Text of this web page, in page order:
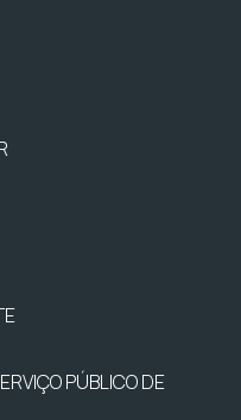
PÚBLICO DE